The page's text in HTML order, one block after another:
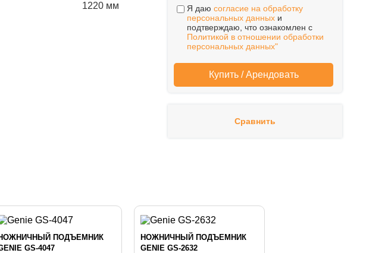
1220 мм Я даюсогласие на обработку
персональных данных и
подтверждаю, что ознакомлен с
Политикой в отношении обработки
персональных данных"
Сравнить
ПОДЪЕМНИК
GS-4047
НОЖНИЧНЫЙ ПОДЪЕМНИК
GENIE GS-2632